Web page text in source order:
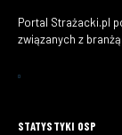
Portal Strażacki.pl
związanych z
STATYSTYKI OSP